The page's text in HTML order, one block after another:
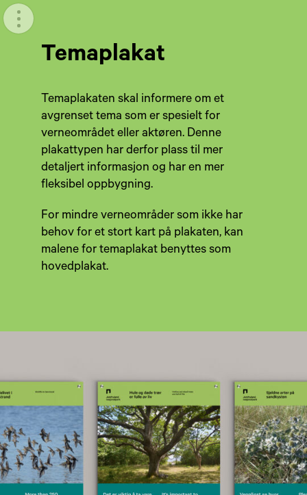
Meny
Temaplakat
Temaplakaten skal informere om et
avgrenset tema som er spesielt for
verneområdet eller aktøren. Denne
plakattypen har derfor plass til mer
detaljert informasjon og har en mer
fleksibel oppbygning.
For mindre verneområder som ikke har
behov for et stort kart på plakaten, kan
malene for temaplakat benyttes som
hovedplakat.